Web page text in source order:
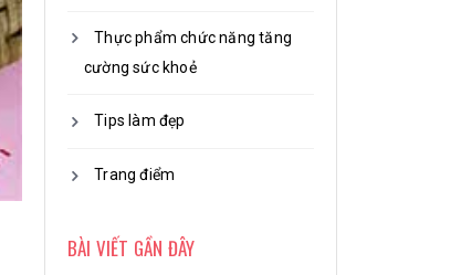
Thực phẩm chức năng tăng
cường sức khoẻ
Tips làm đẹp
Trang điểm
BÀI VIẾT GẦN ĐÂY